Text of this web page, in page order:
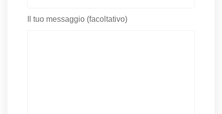
Il tuo messaggio (facoltativo)